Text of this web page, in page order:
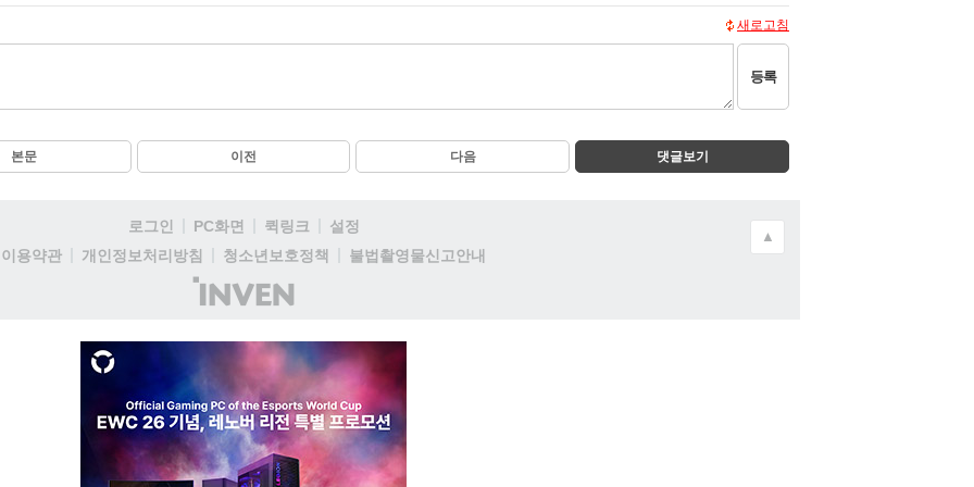
새로고침
등록
본문 이전 다음 댓글보기
로그인 PC화면 퀵링크
설정
이용약관
개인정보처리방침 청소년보호정책
불법촬영물신고안내
(주)
인
▲